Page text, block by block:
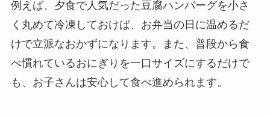
例えば、夕食で人気だった豆腐ハンバーグを小さ
く丸めて冷凍しておけば、お弁当の日に温めるだ
けで立派なおかずになります。また、普段から食
べ慣れているおにぎりを一口サイズにするだけで
も、お子さんは安心して食べ進められます。